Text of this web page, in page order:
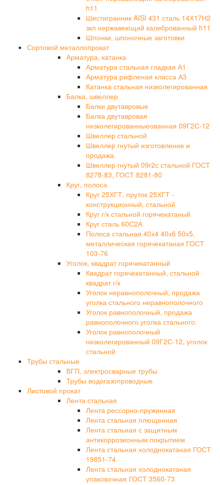
h11
Шестигранник AISI 431 сталь 14Х17Н2
зкл нержавеющий калиброванный h11
Шпонки, шпоночные заготовки
Сортовой металлопрокат
Арматура, катанка
Арматура стальная гладкая А1
Арматура рифленая класса А3
Катанка стальная низколегированная
Балка, швеллер
Балки двутавровые
Балка двутавровая
низколегированныеованная 09Г2С-12
Швеллер стальной
Швеллер гнутый изготовление и
продажа.
Швеллер гнутый 09г2с стальной ГОСТ
8278-83, ГОСТ 8281-80
Круг, полоса
Круг 25ХГТ, пруток 25ХГТ -
конструкционный, стальной
Круг г/к стальной горячекатаный
Круг сталь 60С2А
Полоса стальная 40х4 40х6 50х5,
металлическая горячекатаная ГОСТ
103-76
Уголок, квадрат горячекатанный
Квадрат горячекатанный, стальной
квадрат г/к
Уголок неравнополочный, продажа
уголка стального неравнополочного
Уголок равнополочный, продажа
равнополочного уголка стального.
Уголок равнополочный
низколегированный 09Г2С-12, уголок
стальной
Трубы стальные
ВГП, электросварные трубы
Трубы водогазопроводные
Листовой прокат
Лента стальная
Лента рессорно-пружинная
Лента стальная плющенная
Лента стальная с защитным
антикоррозионным покрытием
Лента стальная холоднокатаная ГОСТ
19851-74
Лента стальная холоднокатаная
упаковочная ГОСТ 3560-73